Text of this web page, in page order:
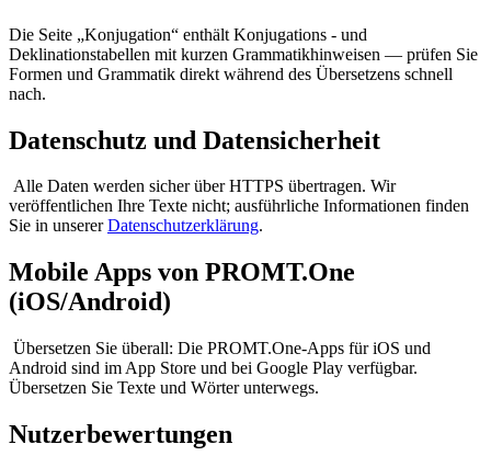
Die Seite „Konjugation“ enthält Konjugations - und
Deklinationstabellen mit kurzen Grammatikhinweisen — prüfen Sie
Formen und Grammatik direkt während des Übersetzens schnell
nach.
Datenschutz und Datensicherheit
Alle Daten werden sicher über HTTPS übertragen. Wir
veröffentlichen Ihre Texte nicht; ausführliche Informationen finden
Sie in unsererDatenschutzerklärung.
Mobile Apps von PROMT.One
(iOS/Android)
Übersetzen Sie überall: Die PROMT.One-Apps für iOS und
Android sind im App Store und bei Google Play verfügbar.
Übersetzen Sie Texte und Wörter unterwegs.
Nutzerbewertungen